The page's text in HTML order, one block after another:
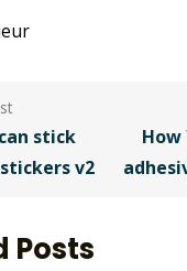
stick
v2
How
Posts